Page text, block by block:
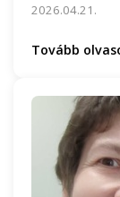
2026.04.21.
Tovább